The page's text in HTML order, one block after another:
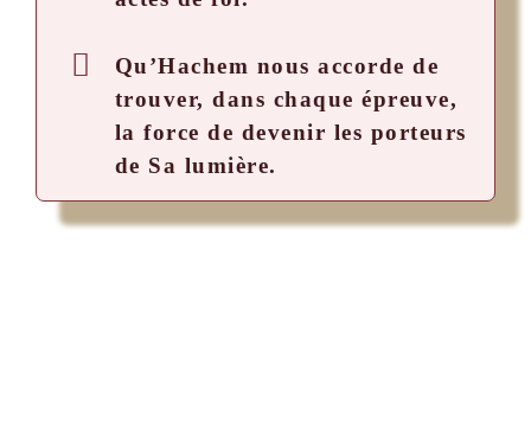
Qu’Hachem nous accorde de
trouver, dans chaque épreuve,
la force de devenir les porteurs
de Sa lumière.